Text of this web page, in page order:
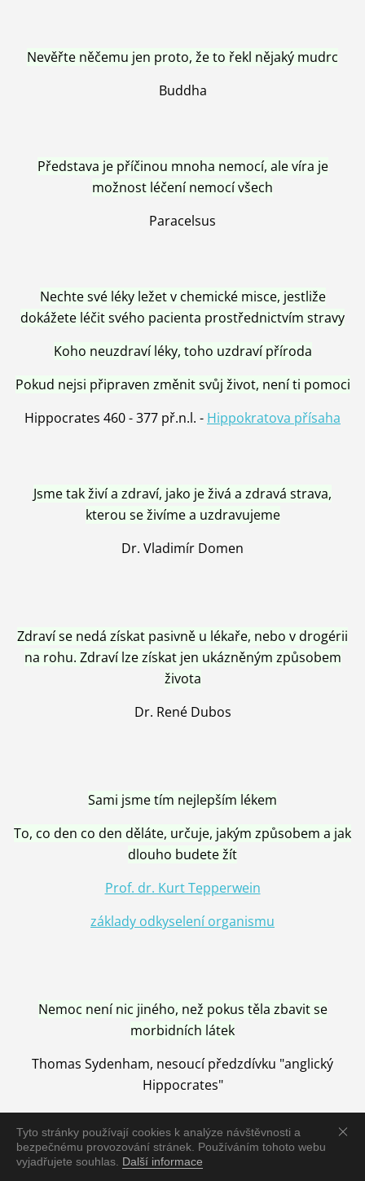
Tyto stránky používají cookies k analýze návštěvnosti a
bezpečnému provozování stránek. Používáním tohoto webu
vyjadřujete souhlas. Další informace
Nevěřte něčemu jen proto, že to řekl nějaký mudrc
Buddha
Představa je příčinou mnoha nemocí, ale víra je
možnost léčení nemocí všech
Paracelsus
Nechte své léky ležet v chemické misce, jestliže
dokážete léčit svého pacienta prostřednictvím stravy
Koho neuzdraví léky, toho uzdraví příroda
Pokud nejsi připraven změnit svůj život, není ti pomoci
Hippocrates 460 - 377 př.n.l. - Hippokratova přísaha
Jsme tak živí a zdraví, jako je živá a zdravá strava,
kterou se živíme a uzdravujeme
Dr. Vladimír Domen
Zdraví se nedá získat pasivně u lékaře, nebo v drogérii
na rohu. Zdraví lze získat jen ukázněným způsobem
života
Dr. René Dubos
Sami jsme tím nejlepším lékem
To, co den co den děláte, určuje, jakým způsobem a jak
dlouho budete žít
Prof. dr. Kurt Tepperwein
základy odkyselení organismu
Nemoc není nic jiného, než pokus těla zbavit se
morbidních látek
Thomas Sydenham, nesoucí předzdívku "anglický
Hippocrates"
Nemoc je vyléčena jen pomocí Přírody, neutralizací a